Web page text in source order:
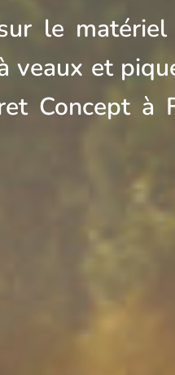
le matériel
veaux et
Concept à